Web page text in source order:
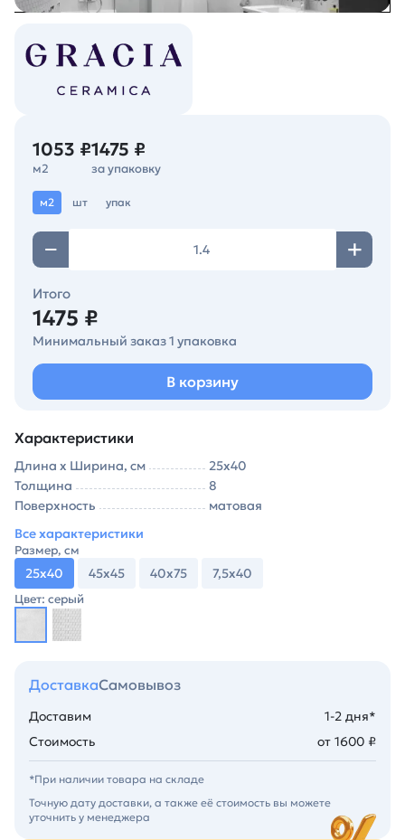
1053 ₽
м2
1475 ₽
за упаковку
м2 шт упак
Итого
1475 ₽
Минимальный заказ 1 упаковка
В корзину
Характеристики
Длина х Ширина, см
25х40
Толщина
8
Поверхность
матовая
Все характеристики
Размер, см
25х40 45х45 40х75 7,5х40
Цвет: серый
ДоставкаСамовывоз
Доставим
1-2 дня*
Стоимость
от 1600 ₽
*При наличии товара на складе
Точную дату доставки, а также её стоимость вы можете
уточнить у менеджера